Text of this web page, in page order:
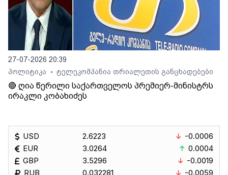
27-07-2026 20:39
პოლიტიკა
• ტელეკომპანია თრიალეთის განცხადებები
🔴 ღია წერილი საქართველოს პრემიერ-მინისტრს
ირაკლი კობახიძეს
USD
EUR
GBP
RUB
2.6223
3.0264
3.5296
0.032281
-0.0006
0.0004
-0.0019
-0.0059